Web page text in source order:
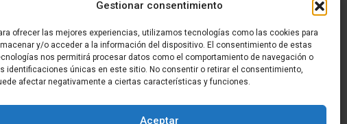
Gestionar consentimiento
ofrecer las mejores experiencias, utilizamos tecnologías como las cookies para
y/o acceder a la información del dispositivo. El consentimiento de estas
nos permitirá procesar datos como el comportamiento de navegación o
identificaciones únicas en este sitio. No consentir o retirar el consentimiento,
afectar negativamente a ciertas características y funciones.
Aceptar